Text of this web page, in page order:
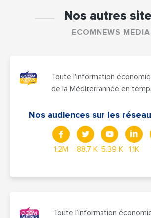
Nos autres
ECOMNEWS MEDIA
Toute l'information
de la Méditerrannée en
Nos audiences sur les
1,2M 88,7 K 5.39 K 1,1K
Toute l’information